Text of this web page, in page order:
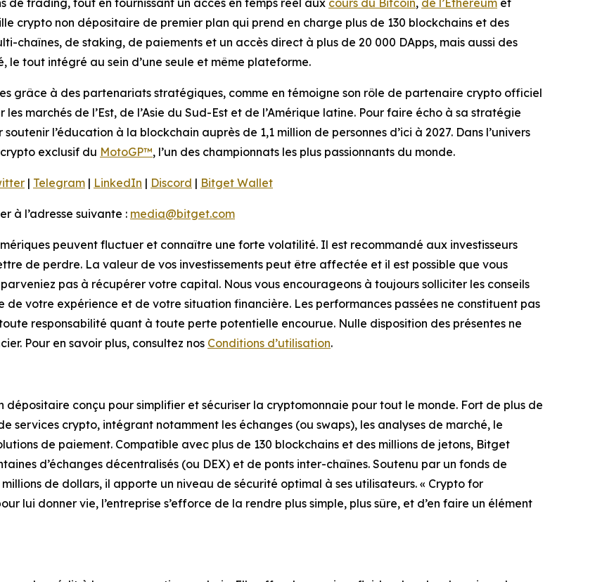
crypto non dépositaire de premier plan qui prend en charge plus de 130 blockchains et des
chaînes, de staking, de paiements et un accès direct à plus de 20 000 DApps, mais aussi des
tout intégré au sein d’une seule et même plateforme.
grâce à des partenariats stratégiques, comme en témoigne son rôle de partenaire crypto officiel
les marchés de l’Est, de l’Asie du Sud-Est et de l’Amérique latine. Pour faire écho à sa stratégie
soutenir l’éducation à la blockchain auprès de 1,1 million de personnes d’ici à 2027. Dans l’univers
exclusif du MotoGP™, l’un des championnats les plus passionnants du monde.
| Telegram | LinkedIn | Discord | Bitget Wallet
à l’adresse suivante : media@bitget.com
peuvent fluctuer et connaître une forte volatilité. Il est recommandé aux investisseurs
de perdre. La valeur de vos investissements peut être affectée et il est possible que vous
pas à récupérer votre capital. Nous vous encourageons à toujours solliciter les conseils
votre expérience et de votre situation financière. Les performances passées ne constituent pas
responsabilité quant à toute perte potentielle encourue. Nulle disposition des présentes ne
Pour en savoir plus, consultez nos Conditions d’utilisation.
conçu pour simplifier et sécuriser la cryptomonnaie pour tout le monde. Fort de plus de
services crypto, intégrant notamment les échanges (ou swaps), les analyses de marché, le
de paiement. Compatible avec plus de 130 blockchains et des millions de jetons, Bitget
d’échanges décentralisés (ou DEX) et de ponts inter-chaînes. Soutenu par un fonds de
de dollars, il apporte un niveau de sécurité optimal à ses utilisateurs. « Crypto for
lui donner vie, l’entreprise s’efforce de la rendre plus simple, plus sûre, et d’en faire un élément